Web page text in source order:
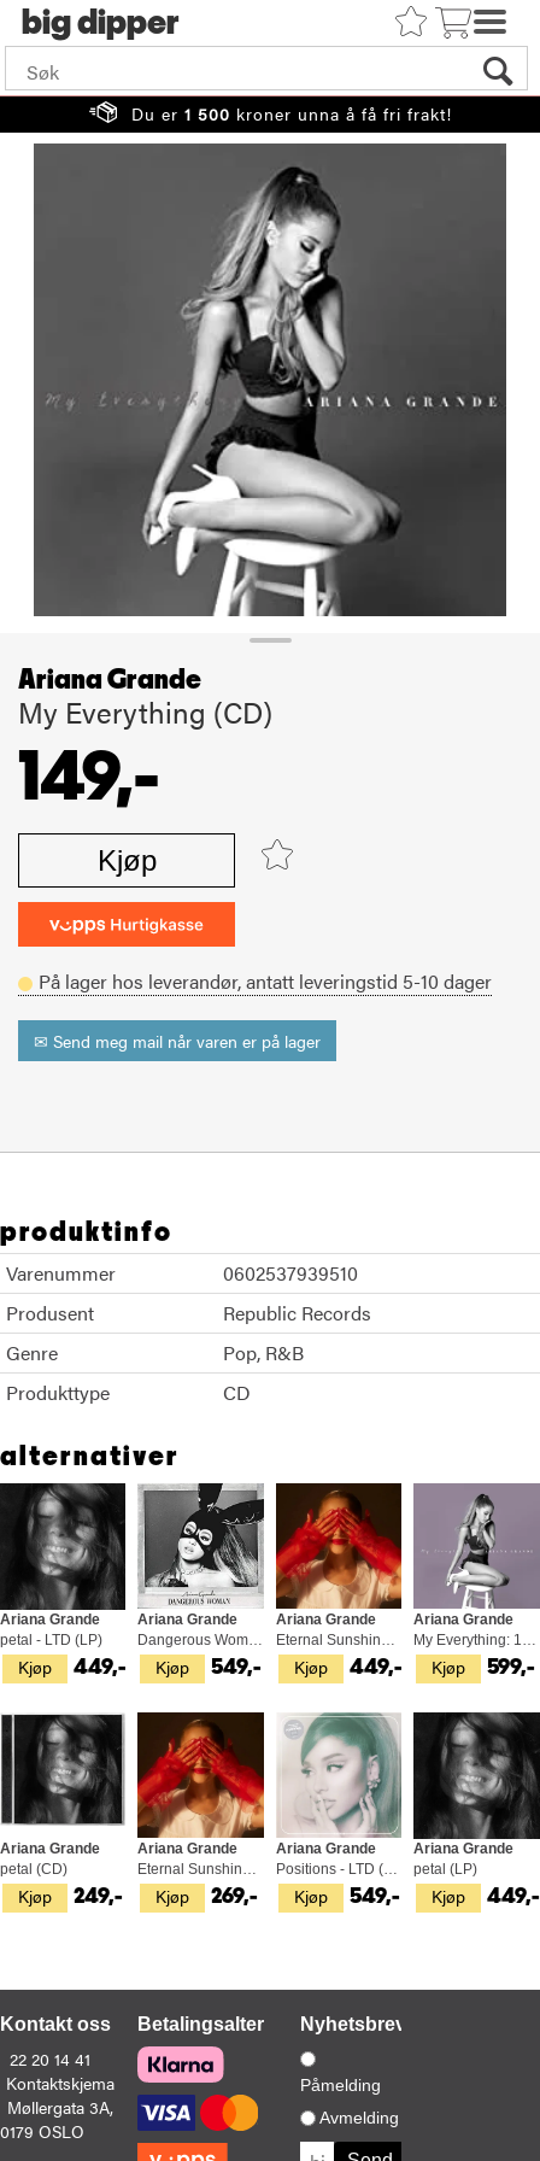
big
Du er 1 500 kroner unna å få fri frakt!
Ariana Grande
My Everything (CD)
149,-
Kjøp
På lager hos leverandør,antatt leveringstid 5-10 dager
✉ Send meg mail når varen er på lager
produktinfo
Varenummer
0602537939510
Produsent
Republic Records
Genre
Pop R&B
Produkttype
CD
alternativer
Kjøp
Ariana Grande
petal - LTD (LP)
449,- Kjøp
Ariana Grande
Dangerous Woman (2LP)
549,- Kjøp
Ariana Grande
Eternal Sunshine - LTD (LP)
449,- Kjøp
Ariana Grande
My Everything: 10th… - LTD (2LP)
599,-
Kjøp
Ariana Grande
petal (CD)
249,- Kjøp
Ariana Grande
Eternal Sunshine (CD)
269,- Kjøp
Ariana Grande
Positions - LTD (LP)
549,- Kjøp
Ariana Grande
petal (LP)
449,-
Kontakt oss
22 20 14 41
Kontaktskjema
Møllergata 3A,
0179 OSLO
BetalingsalternativerNyhetsbrev
Påmelding
Avmelding